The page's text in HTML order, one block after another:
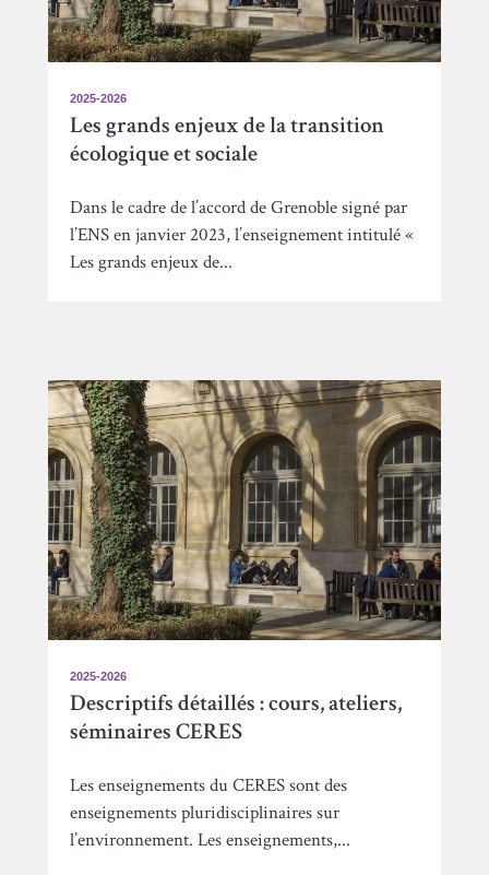
2025-2026
Les grands enjeux de la transition
écologique et sociale
Dans le cadre de l’accord de Grenoble signé par
l’ENS en janvier 2023, l’enseignement intitulé «
Les grands enjeux de...
2025-2026
Descriptifs détaillés : cours, ateliers,
séminaires CERES
Les enseignements du CERES sont des
enseignements pluridisciplinaires sur
l’environnement. Les enseignements,...